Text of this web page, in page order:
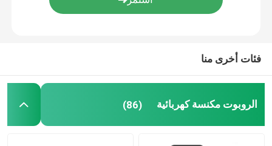
فئات أخرى منا
الروبوت مكنسة كهربائية (86)